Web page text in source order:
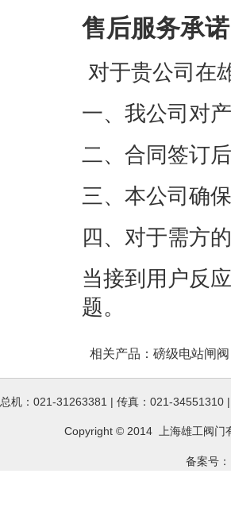
售后服务承诺
对于贵公司在
一、我公司对
二、合同签订
三、本公司确
四、对于需方
当接到用户反
题。
相关产品： 磅级电站闸阀
总机：021-31263381 | 传真：021-
Copyright © 2014 上海雄工阀门
备案号